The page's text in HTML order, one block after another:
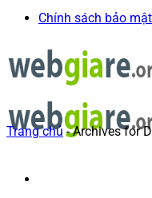
Chính sách bảo
Trang chủ -Archives for